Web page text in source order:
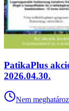
PatikaPlus
2026.04.30.
Nem